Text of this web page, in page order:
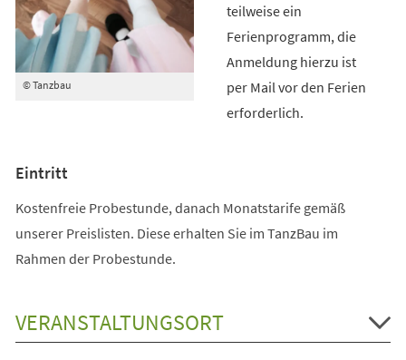
© Tanzbau
teilweise ein
Ferienprogramm, die
Anmeldung hierzu ist
per Mail vor den Ferien
erforderlich.
Eintritt
Kostenfreie Probestunde, danach Monatstarife gemäß
unserer Preislisten. Diese erhalten Sie im TanzBau im
Rahmen der Probestunde.
VERANSTALTUNGSORT